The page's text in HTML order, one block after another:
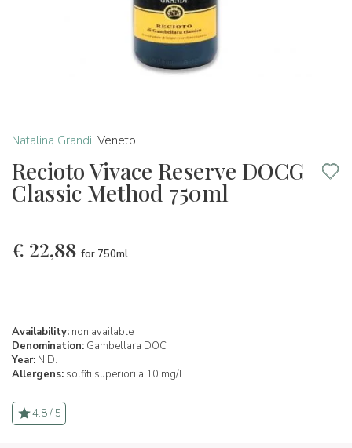
Natalina Grandi, Veneto
Recioto Vivace Reserve DOCG
Classic Method 750ml
€ 22,88 for 750ml
Availability: non available
Denomination: Gambellara DOC
Year: N.D.
Allergens: solfiti superiori a 10 mg/l
4.8 / 5